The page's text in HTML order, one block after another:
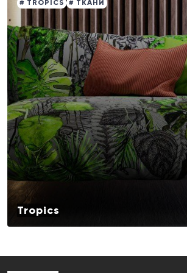
# TROPICS # ТКАНИ
Tropics